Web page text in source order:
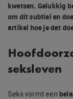
kwetsen. Gelukkig
om dit subtiel en
artikel hoe je dat
seksleven
Seks vormt een